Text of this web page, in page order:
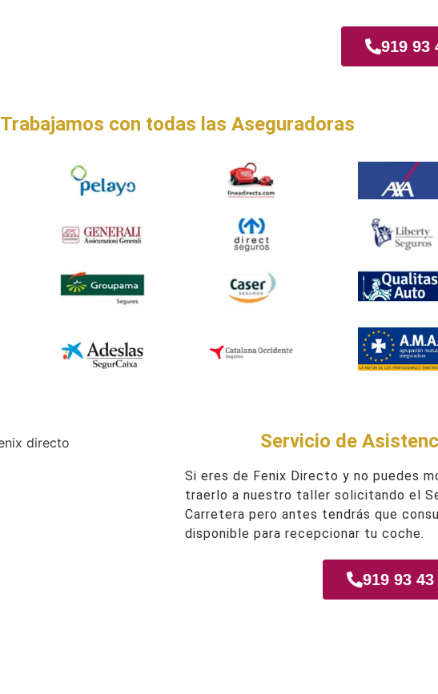
919 93
Trabajamos con todas las Aseguradoras
Servicio de
Si eres de Fenix Directo y no puedes
traerlo a nuestro taller solicitando el
Carretera pero antes tendrás que
disponible para recepcionar tu coche.
919 93 43